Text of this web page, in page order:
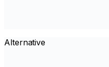
Alternative